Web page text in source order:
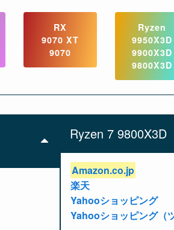
RX
9070 XT
9070
Ryzen
9950X3D
9900X3D
9800X3D
Ryzen 7 9800X3D
Amazon.co.jp
楽天
Yahooショッピング
Yahooショッピング（